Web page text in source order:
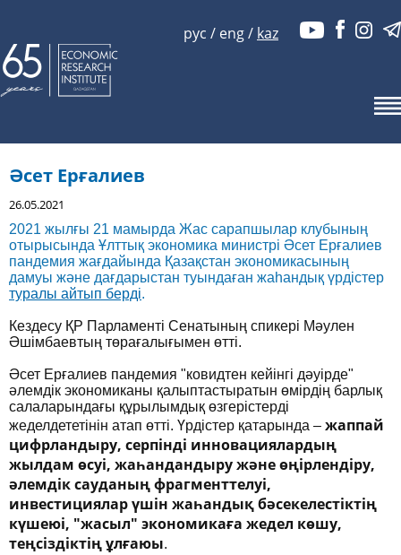
рус / eng/ kaz
Әсет Ерғалиев
26.05.2021
2021 жылғы 21 мамырда Жас сарапшылар клубының
отырысында Ұлттық экономика министрі Әсет Ерғалиев
пандемия жағдайында Қазақстан экономикасының
дамуы және дағдарыстан туындаған жаһандық үрдістер
туралы айтып берді.
Кездесу ҚР Парламенті Сенатының спикері Мәулен
Әшімбаевтың төрағалығымен өтті.
Әсет Ерғалиев пандемия "ковидтен кейінгі дәуірде"
әлемдік экономиканы қалыптастыратын өмірдің барлық
салаларындағы құрылымдық өзгерістерді
жеделдететінін атап өтті. Үрдістер қатарында – жаппай
цифрландыру, серпінді инновациялардың
жылдам өсуі, жаһандандыру және өңірлендіру,
әлемдік сауданың фрагменттелуі,
инвестициялар үшін жаһандық бәсекелестіктің
күшеюі, "жасыл" экономикаға жедел көшу,
теңсіздіктің ұлғаюы.